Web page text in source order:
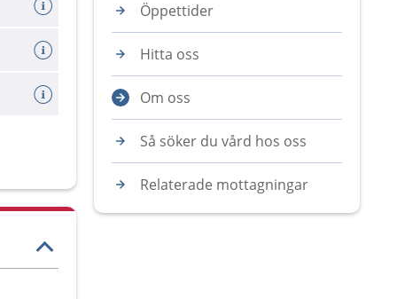
Öppettider
Hitta oss
Om oss
Så söker du vård hos oss
Relaterade mottagningar